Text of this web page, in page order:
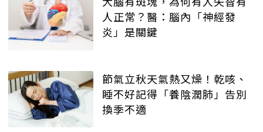
人正常？醫：腦內「神經發
炎」是關鍵
節氣立秋天氣熱又燥！乾咳、
睡不好記得「養陰潤肺」告別
換季不適